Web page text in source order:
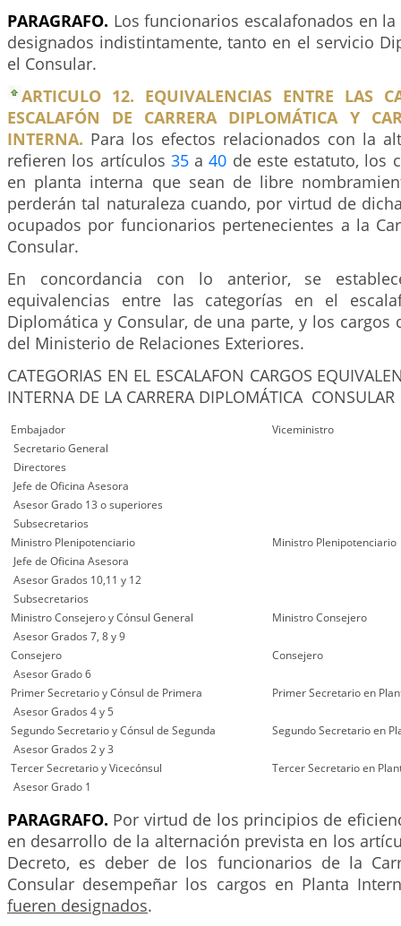
PARAGRAFO. Los funcionarios escalafonados en
designados indistintamente, tanto en el servicio
el Consular.
ARTICULO 12. EQUIVALENCIAS ENTRE LAS
ESCALAFÓN DE CARRERA DIPLOMÁTICA Y
INTERNA. Para los efectos relacionados con la
refieren los artículos 35a40 de este estatuto, los
en planta interna que sean de libre
perderán tal naturaleza cuando, por virtud de
ocupados por funcionarios pertenecientes a la
Consular.
En concordancia con lo anterior, se
equivalencias entre las categorías en el
Diplomática y Consular, de una parte, y los cargos
del Ministerio de Relaciones Exteriores.
CATEGORIAS EN EL ESCALAFON CARGOS
INTERNA DE LA CARRERA DIPLOMÁTICA CONSULAR
Embajador
Viceministro
Secretario General
Directores
Jefe de Oficina Asesora
Asesor Grado 13 o superiores
Subsecretarios
Ministro Plenipotenciario
Ministro Plenipotenciario
Jefe de Oficina Asesora
Asesor Grados 10,11 y 12
Subsecretarios
Ministro Consejero y Cónsul General
Ministro Consejero
Asesor Grados 7, 8 y 9
Consejero
Consejero
Asesor Grado 6
Primer Secretario y Cónsul de Primera
Primer Secretario en
Asesor Grados 4 y 5
Segundo Secretario y Cónsul de Segunda
Segundo Secretario en
Asesor Grados 2 y 3
Tercer Secretario y Vicecónsul
Tercer Secretario en
Asesor Grado 1
PARAGRAFO. Por virtud de los principios de
en desarrollo de la alternación prevista en los
Decreto, es deber de los funcionarios de la
Consular desempeñar los cargos en Planta
fueren designados.